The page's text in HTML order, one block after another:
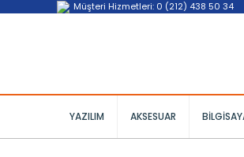
Müşteri Hizmetleri: 0 (212) 438 50 34
YAZILIM AKSESUAR